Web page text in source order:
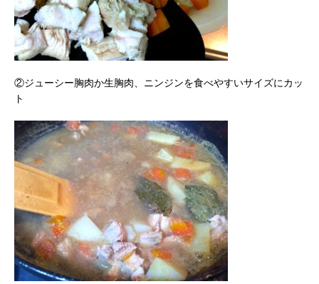
②ジューシー胸肉か生胸肉、ニンジンを食べやすいサイズにカッ
ト